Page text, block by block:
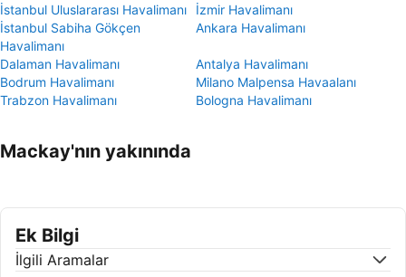
İstanbul Uluslararası Havalimanı
İzmir Havalimanı
İstanbul Sabiha Gökçen
Havalimanı
Ankara Havalimanı
Dalaman Havalimanı
Antalya Havalimanı
Bodrum Havalimanı
Milano Malpensa Havaalanı
Trabzon Havalimanı
Bologna Havalimanı
Mackay'nın yakınında
Ek Bilgi
İlgili Aramalar